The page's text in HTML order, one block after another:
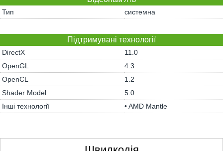
Тип системна
Підтримувані технології
DirectX
11.0
OpenGL
4.3
OpenCL
1.2
Shader Model
5.0
Інші технології
• AMD Mantle